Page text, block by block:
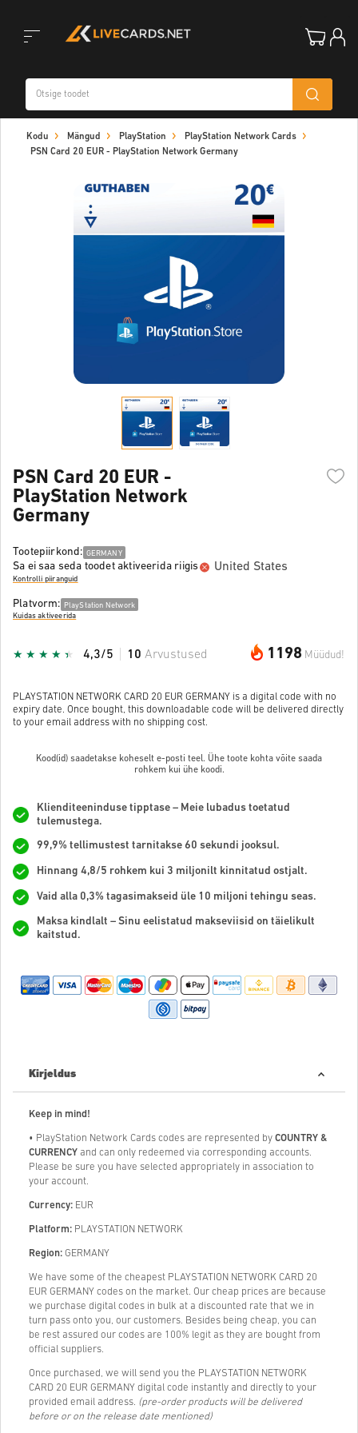
navigation
Kodu Mängud PlayStation
PlayStation Network Cards
PSN Card 20 EUR - PlayStation Network Germany
PSN Card 20 EUR -
PlayStation Network
Germany
Tootepiirkond: GERMANY
Sa ei saa seda toodet aktiveerida riigis United States
Kontrolli piiranguid
Platvorm: PlayStation Network
Kuidas aktiveerida
1198 Müüdud!
4,3/5 10 Arvustused
PLAYSTATION NETWORK CARD 20 EUR GERMANY is a digital code with no
expiry date. Once bought, this downloadable code will be delivered directly
to your email address with no shipping cost.
Kood(id) saadetakse koheselt e-posti teel. Ühe toote kohta võite saada
rohkem kui ühe koodi.
Klienditeeninduse tipptase – Meie lubadus toetatud
tulemustega.
99,9% tellimustest tarnitakse 60 sekundi jooksul.
Hinnang 4,8/5 rohkem kui 3 miljonilt kinnitatud ostjalt.
Vaid alla 0,3% tagasimakseid üle 10 miljoni tehingu seas.
Maksa kindlalt – Sinu eelistatud makseviisid on täielikult
kaitstud.
Kirjeldus
Keep in mind!
• PlayStation Network Cards codes are represented by COUNTRY &
CURRENCY and can only redeemed via corresponding accounts.
Please be sure you have selected appropriately in association to
your account.
Currency: EUR
Platform: PLAYSTATION NETWORK
Region: GERMANY
We have some of the cheapest PLAYSTATION NETWORK CARD 20
EUR GERMANY codes on the market. Our cheap prices are because
we purchase digital codes in bulk at a discounted rate that we in
turn pass onto you, our customers. Besides being cheap, you can
be rest assured our codes are 100% legit as they are bought from
official suppliers.
Once purchased, we will send you the PLAYSTATION NETWORK
CARD 20 EUR GERMANY digital code instantly and directly to your
provided email address. (pre-order products will be delivered
before or on the release date mentioned)